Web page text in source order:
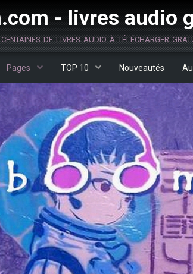
- livres audio
centaines de livres audio à télécharger
Pages TOP 10 Nouveautés